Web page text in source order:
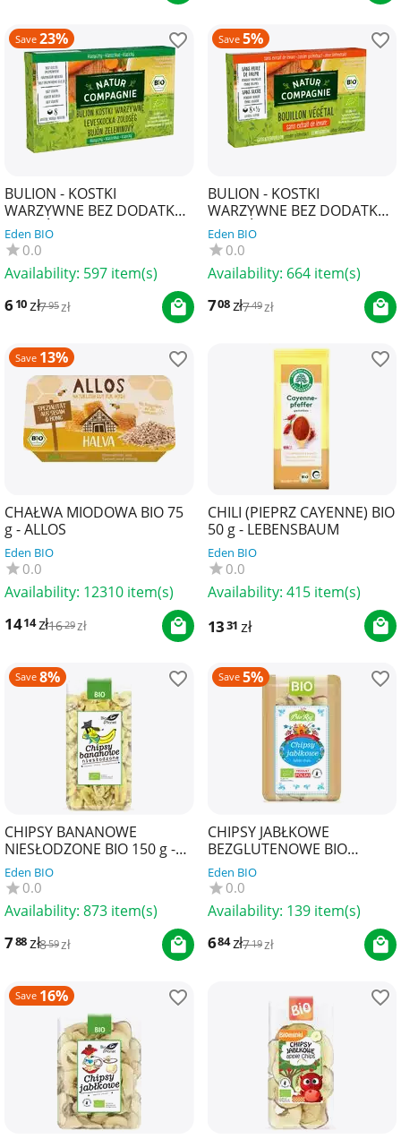
Save 23%
BULION - KOSTKI
WARZYWNE BEZ DODATKU
CUKRÓW BIO (8 x 10,5 g) 84
g - NATUR COMPAGNIE
Eden BIO
0.0
Availability: 597 item(s)
610zł795zł
Save 5%
BULION - KOSTKI
WARZYWNE BEZ DODATKU
CUKRÓW I DROŻDŻY BIO (8
x 10,5 g) 84 g - NATUR
COM...
Eden BIO
0.0
Availability: 664 item(s)
708zł749zł
Save 13%
CHAŁWA MIODOWA BIO 75
g - ALLOS
Eden BIO
0.0
Availability: 12310 item(s)
1414zł1629zł
CHILI (PIEPRZ CAYENNE) BIO
50 g - LEBENSBAUM
Eden BIO
0.0
Availability: 415 item(s)
1331 zł
Save 8%
CHIPSY BANANOWE
NIESŁODZONE BIO 150 g -
BIO PLANET
Eden BIO
0.0
Availability: 873 item(s)
788zł859zł
Save 5%
CHIPSY JABŁKOWE
BEZGLUTENOWE BIO
(POLSKA) 50 g - BIO RAJ
Eden BIO
0.0
Availability: 139 item(s)
684zł719zł
Save 16%